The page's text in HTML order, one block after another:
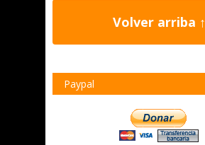
Volver arriba ↑
Paypal